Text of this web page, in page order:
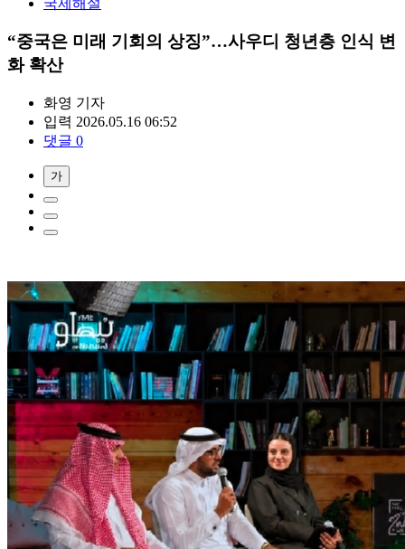
“중국은 미래 기회의 상징”…사우디 청년층 인식 변
화 확산
화영 기자
입력 2026.05.16 06:52
댓글 0
가